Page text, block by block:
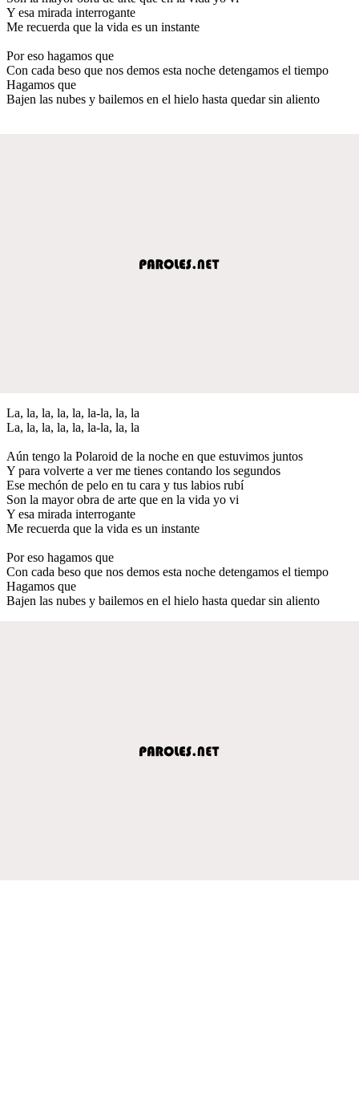
Y esa mirada interrogante
Me recuerda que la vida es un instante
Por eso hagamos que
Con cada beso que nos demos esta noche detengamos el tiempo
Hagamos que
Bajen las nubes y bailemos en el hielo hasta quedar sin aliento
La, la, la, la, la, la-la, la, la
La, la, la, la, la, la-la, la, la
Aún tengo la Polaroid de la noche en que estuvimos juntos
Y para volverte a ver me tienes contando los segundos
Ese mechón de pelo en tu cara y tus labios rubí
Son la mayor obra de arte que en la vida yo vi
Y esa mirada interrogante
Me recuerda que la vida es un instante
Por eso hagamos que
Con cada beso que nos demos esta noche detengamos el tiempo
Hagamos que
Bajen las nubes y bailemos en el hielo hasta quedar sin aliento